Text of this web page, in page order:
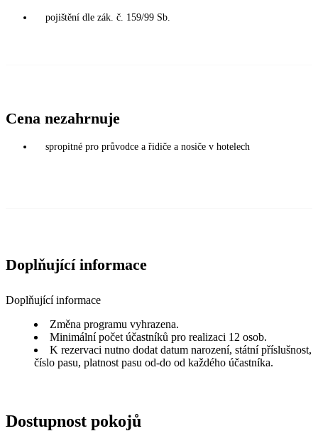
pojištění dle zák. č. 159/99 Sb.
Cena nezahrnuje
spropitné pro průvodce a řidiče a nosiče v hotelech
Doplňující informace
Doplňující informace
Změna programu vyhrazena.
Minimální počet účastníků pro realizaci 12 osob.
K rezervaci nutno dodat datum narození, státní příslušnost,
číslo pasu, platnost pasu od-do od každého účastníka.
Dostupnost pokojů